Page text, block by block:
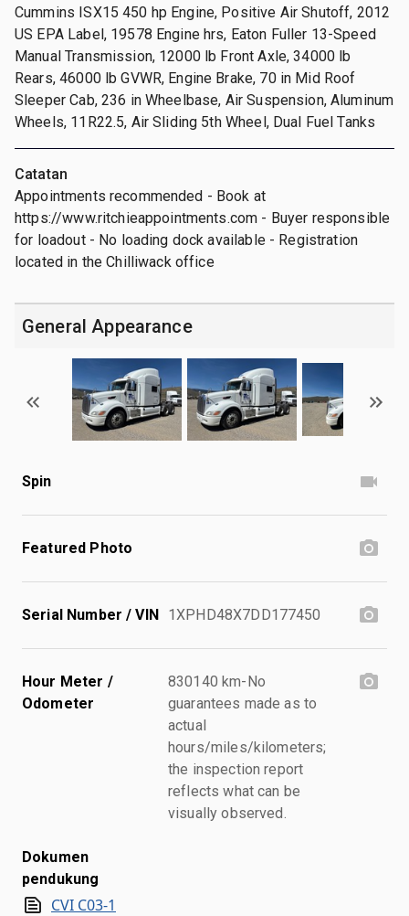
Cummins ISX15 450 hp Engine, Positive Air Shutoff, 2012
US EPA Label, 19578 Engine hrs, Eaton Fuller 13-Speed
Manual Transmission, 12000 lb Front Axle, 34000 lb
Rears, 46000 lb GVWR, Engine Brake, 70 in Mid Roof
Sleeper Cab, 236 in Wheelbase, Air Suspension, Aluminum
Wheels, 11R22.5, Air Sliding 5th Wheel, Dual Fuel Tanks
Catatan
Appointments recommended - Book at
https://www.ritchieappointments.com - Buyer responsible
for loadout - No loading dock available - Registration
located in the Chilliwack office
General Appearance
Spin
Featured Photo
Serial Number / VIN 1XPHD48X7DD177450
Hour Meter /
Odometer
830140 km-No
guarantees made as to
actual
hours/miles/kilometers;
the inspection report
reflects what can be
visually observed.
Dokumen
pendukung
CVI C03-1